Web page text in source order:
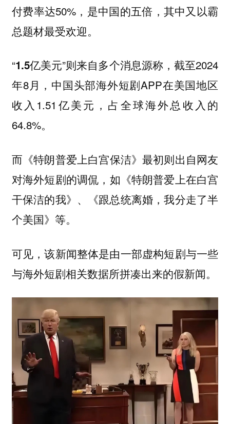
付费率达50%，是中国的五倍，其中又以霸
总题材最受欢迎。
“1.5亿美元”则来自多个消息源称，截至2024
年8月，中国头部海外短剧APP在美国地区
收入1.51亿美元，占全球海外总收入的
64.8%。
而《特朗普爱上白宫保洁》最初则出自网友
对海外短剧的调侃， 如《特朗普爱上在白宫
干保洁的我》、《跟总统离婚，我分走了半
个美国》等。
可见，该新闻整体是由一部虚构短剧与一些
与海外短剧相关数据所拼凑出来的假新闻。